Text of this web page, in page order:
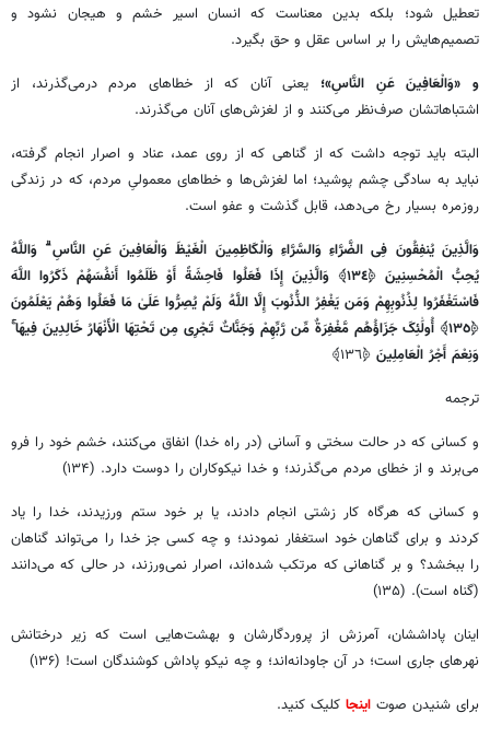
تعطیل شود؛ بلکه بدین معناست که انسان اسیر خشم و هیجان نشود و
تصمیم‌هایش را بر اساس عقل و حق بگیرد.
و «وَالْعَافِینَ عَنِ النَّاسِ»؛ یعنی آنان که از خطاهای مردم درمی‌گذرند، از
اشتباهاتشان صرف‌نظر می‌کنند و از لغزش‌های آنان می‌گذرند.
البته باید توجه داشت که از گناهی که از روی عمد، عناد و اصرار انجام گرفته،
نباید به سادگی چشم پوشید؛ اما لغزش‌ها و خطاهای معمولیِ مردم، که در زندگی
روزمره بسیار رخ می‌دهد، قابل گذشت و عفو است.
وَالَّذِینَ یُنفِقُونَ فِی الضَّرَّاءِ وَالسَّرَّاءِ وَالْکَاظِمِینَ الْغَیْظَ وَالْعَافِینَ عَنِ النَّاسِ ۗ وَاللَّهُ
یُحِبُّ الْمُحْسِنِینَ ﴿١٣٤﴾ وَالَّذِینَ إِذَا فَعَلُوا فَاحِشَةً أَوْ ظَلَمُوا أَنفُسَهُمْ ذَکَرُوا اللَّهَ
فَاسْتَغْفَرُوا لِذُنُوبِهِمْ وَمَن یَغْفِرُ الذُّنُوبَ إِلَّا اللَّهُ وَلَمْ یُصِرُّوا عَلَیٰ مَا فَعَلُوا وَهُمْ یَعْلَمُونَ
﴿١٣٥﴾ أُولَٰئِکَ جَزَاؤُهُم مَّغْفِرَةٌ مِّن رَّبِّهِمْ وَجَنَّاتٌ تَجْرِی مِن تَحْتِهَا الْأَنْهَارُ خَالِدِینَ فِیهَا ۚ
وَنِعْمَ أَجْرُ الْعَامِلِینَ ﴿١٣٦﴾
ترجمه
و کسانی که در حالت سختی و آسانی (در راه خدا) انفاق می‌کنند، خشم خود را فرو
می‌برند و از خطای مردم می‌گذرند؛ و خدا نیکوکاران را دوست دارد. (۱۳۴)
و کسانی که هرگاه کار زشتی انجام دادند، یا بر خود ستم ورزیدند، خدا را یاد
کردند و برای گناهان خود استغفار نمودند؛ و چه کسی جز خدا را می‌تواند گناهان
را ببخشد؟ و بر گناهانی که مرتکب شده‌اند، اصرار نمی‌ورزند، در حالی که می‌دانند
(گناه است). (۱۳۵)
اینان پاداششان، آمرزش از پروردگارشان و بهشت‌هایی است که زیر درختانش
نهرهای جاری است؛ در آن جاودانه‌اند؛ و چه نیکو پاداش کوشندگان است! (۱۳۶)
برای شنیدن صوت اینجا کلیک کنید.